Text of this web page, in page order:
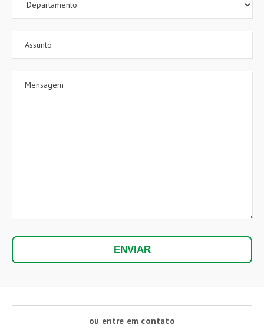
ou entre em contato